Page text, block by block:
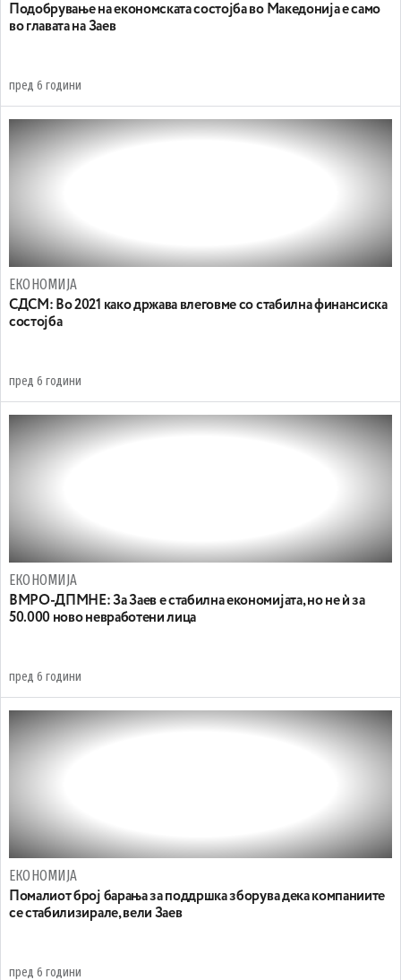
Подобрување на економската состојба во Македонија е само
во главата на Заев
пред 6 години
ЕКОНОМИЈА
СДСМ: Во 2021 како држава влеговме со стабилна финансиска
состојба
пред 6 години
ЕКОНОМИЈА
ВМРО-ДПМНЕ: За Заев е стабилна економијата, но не ѝ за
50.000 ново невработени лица
пред 6 години
ЕКОНОМИЈА
Помалиот број барања за поддршка зборува дека компаниите
се стабилизирале, вели Заев
пред 6 години